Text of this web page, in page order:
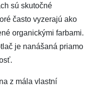
sú skutočné
často vyzerajú ako
organickými farbami.
je nanášaná priamo
z mála vlastní